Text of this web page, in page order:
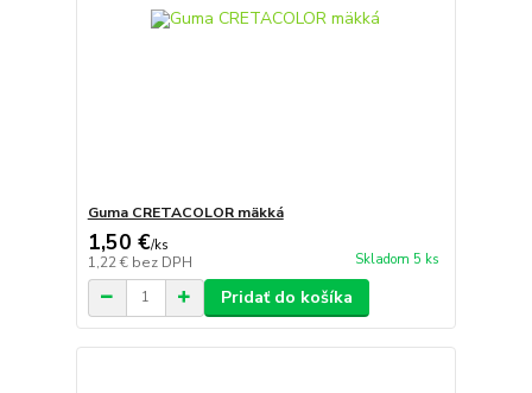
Guma CRETACOLOR mäkká
1,50 €/ks
1,22 € bez DPH Skladom 5 ks
Pridať do košíka